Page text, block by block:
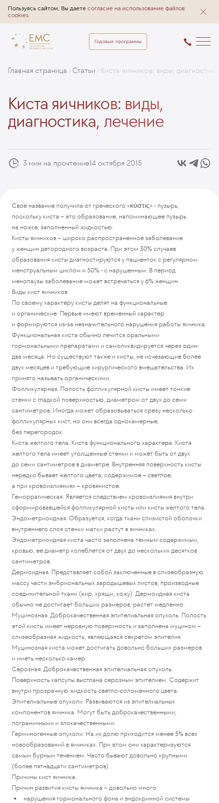
Пользуясь сайтом, Вы даете согласие на использование файлов
cookies
Годовые программы
Главная страница Статьи Киста яичников: виды,
Киста яичников: виды,
диагностика, лечение
3 мин на прочтение14 октября 2015
Свое название получила от греческого «κύστις» - пузырь,
поскольку киста – это образование, напоминающее пузырь
на ножке, заполненный жидкостью.
Кисты яичников – широко распространенное заболевание
у женщин детородного возраста. При этом 30% случаев
образования кисты диагностируются у пациенток с регулярном
менструальным циклом и 50% - с нарушенным. В период
менопаузы заболевание может встречаться у 6% женщин.
Виды кист яичников
По своему характеру кисты делят на функциональные
и органические. Первые имеют временный характер
и формируются из-за незначительного нарушения работы яичника.
Функциональная киста обычно лечится оральными
гормональными препаратами и самоликвидируется через один-
два месяца. Но существуют также и кисты, не исчезающие более
двух месяцев и требующие хирургического вмешательства. Их
принято называть органическими.
Фолликулярная. Полость фолликулярной кисты имеет тонкие
стенки с гладкой поверхностью, диаметром от двух до семи
сантиметров. Иногда может образовываться срезу несколько
фолликулярных кист, но они всегда однокамерные,
без перегородок.
Киста желтого тела. Киста функционального характера. Киста
желтого тела имеет утолщенные стенки и может быть от двух
до семи сантиметров в диаметре. Внутренняя поверхность кисты
нередко бывает желтого цвета, содержимое – светлое,
а при кровоизлияниях – кровянистое.
Геморрагическая. Является следствием кровоизлияния внутри
сформировавшейся фолликулярной кисты или кисты желтого тела.
Эндометриоидная. Образуется, когда ткани слизистой оболочки
внутреннего слоя стенки матки растут в яичниках.
Эндометриоидная киста часто заполнена темным содержимым,
кровью, ее диаметр колеблется от двух до нескольких десятков
сантиметров.
Дермоидная. Представляет собой заключенные в слизеобразную
массу части эмбриональных зародышевых листов, производные
соединительной ткани (жир, хрящи, кожу). Дермоидная киста
обычно не достигает больших размеров, растет медленно.
Муцинозная. Доброкачественная эпителиальная опухоль. Полость
этой кисты имеет неровную поверхность и заполнена муцином –
слизеобразная жидкость, являющаяся секретом эпителия.
Муцинозная киста может достигать довольно больших размеров
и иметь несколько камер.
Серозная. Доброкачественная эпителиальная опухоль.
Поверхность капсулы выстлана серозным эпителием. Содержит
внутри прозрачную жидкость светло-соломенного цвета.
Эпителиальные опухоли. Развиваются из эпителиальных
компонентов яичника. Могут быть доброкачественными,
пограничными и злокачественными.
Герминогенные опухоли. На их долю приходится менее 5% всех
новообразований в яичниках. При этом они характеризуются
самым бурным течением. Часто бывают довольно крупными
(более пятнадцати сантиметров).
Причины кист яичника
Причин развития кисты яичника – довольно много:
нарушения гормонального фона и эндокринной системы